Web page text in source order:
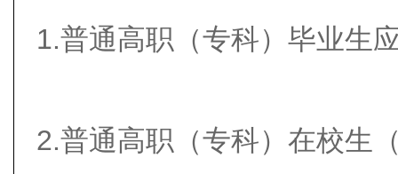
1.普通高职（专科）毕业生
2.普通高职（专科）在校生